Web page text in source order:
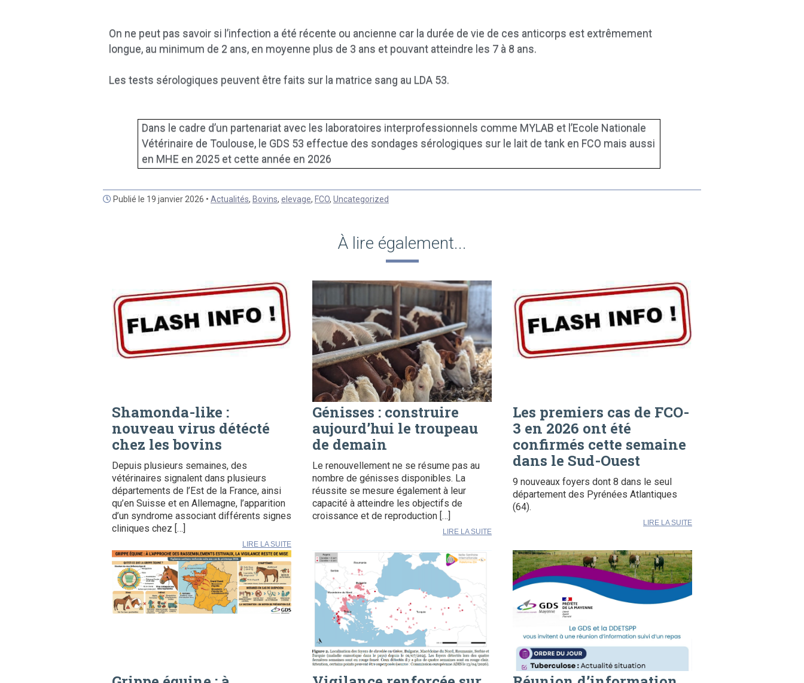
On ne peut pas savoir si l’infection a été récente ou ancienne car la durée de vie de ces anticorps est extrêmement
longue, au minimum de 2 ans, en moyenne plus de 3 ans et pouvant atteindre les 7 à 8 ans.
Les tests sérologiques peuvent être faits sur la matrice sang au LDA 53.
Dans le cadre d’un partenariat avec les laboratoires interprofessionnels comme MYLAB et l’Ecole Nationale
Vétérinaire de Toulouse, le GDS 53 effectue des sondages sérologiques sur le lait de tank en FCO mais aussi
en MHE en 2025 et cette année en 2026
Publié le 19 janvier 2026 • Actualités, Bovins, elevage, FCO, Uncategorized
À lire également...
Shamonda-like :
nouveau virus détécté
chez les bovins
Depuis plusieurs semaines, des
vétérinaires signalent dans plusieurs
départements de l’Est de la France, ainsi
qu’en Suisse et en Allemagne, l’apparition
d’un syndrome associant différents signes
cliniques chez […]
LIRE LA SUITE
Génisses : construire
aujourd’hui le troupeau
de demain
Le renouvellement ne se résume pas au
nombre de génisses disponibles. La
réussite se mesure également à leur
capacité à atteindre les objectifs de
croissance et de reproduction […]
LIRE LA SUITE
Les premiers cas de FCO-
3 en 2026 ont été
confirmés cette semaine
dans le Sud-Ouest
9 nouveaux foyers dont 8 dans le seul
département des Pyrénées Atlantiques
(64).
LIRE LA SUITE